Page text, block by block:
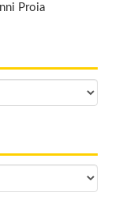
Proia